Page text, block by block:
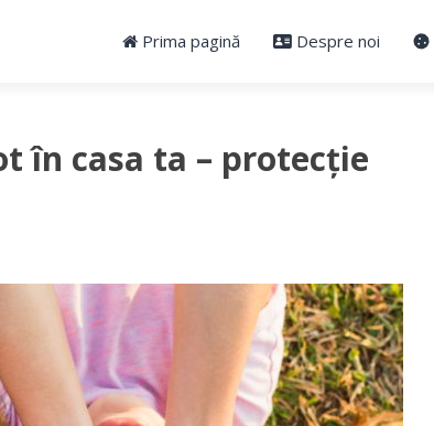
Prima pagină Despre noi
în casa ta – protecție